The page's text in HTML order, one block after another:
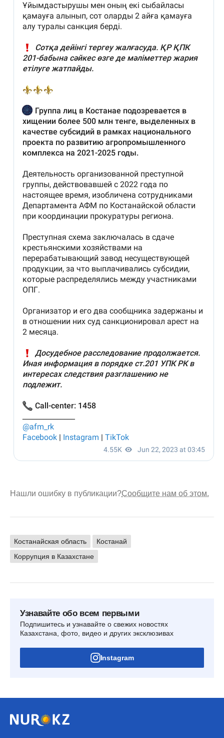
Нашли ошибку в публикации?Сообщите нам об этом.
Костанайская область
Костанай
Коррупция в Казахстане
Узнавайте обо всем первыми
Подпишитесь и узнавайте о свежих новостях
Казахстана, фото, видео и других эксклюзивах
Instagram